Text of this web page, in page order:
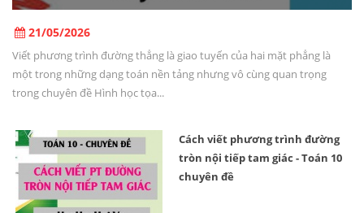
21/05/2026
Viết phương trình đường thẳng là giao tuyến của hai mặt phẳng là
một trong những dạng toán nền tảng nhưng vô cùng quan trọng
trong chuyên đề Hình học tọa...
Cách viết phương trình đường
tròn nội tiếp tam giác - Toán 10
chuyên đề